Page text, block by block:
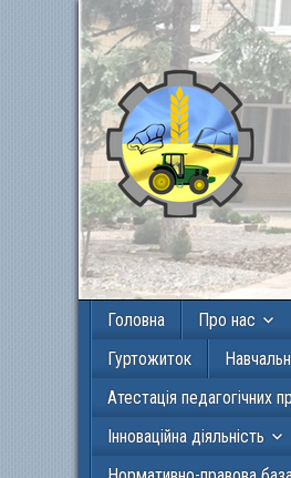
Головна Про нас
Гуртожиток
Атестація педагогічних
Інноваційна діяльність